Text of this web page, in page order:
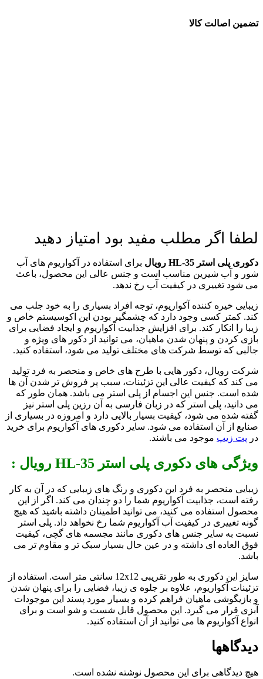
تضمین اصالت کالا
لطفا اگر مطلب مفید بود امتیاز دهید
دکوری پلی استر HL-35 رویال
برای استفاده در آکواریوم های آب
شور و آب شیرین مناسب است و جنس عالی این محصول، باعث
می شود تغییری در کیفیت آب رخ ندهد.
زیبایی خیره کننده آکواریوم، توجه افراد بسیاری را به خود جلب می
کند. کمتر کسی وجود دارد که چشمگیر بودن این اکوسیستم خاص و
زیبا را انکار کند. برای افزایش جذابیت آکواریوم و ایجاد فضایی برای
بازی کردن و پنهان شدن ماهیان، می توانید از دکور های ویژه و
جالبی که توسط شرکت های مختلف تولید می شود، استفاده کنید.
شرکت رویال، دکور هایی با طرح های خاص و منحصر به فرد تولید
می کند که کیفیت عالی این تزئینات، سبب پر فروش تر شدن آن ها
شده است. جنس این اجسام از پلی استر می باشد. همان طور که
می دانید، پلی استر که در زبان فارسی به آن رزین پلی استر نیز
گفته شده می شود، کیفیت بسیار بالایی دارد و امروزه در بسیاری از
صنایع از آن استفاده می شود. سایر دکوری های آکواریوم برای خرید
در پت زیپ موجود می باشند.
ویژگی های دکوری پلی استر HL-35 رویال :
زیبایی منحصر به فرد این دکوری و رنگ های زیبایی که در آن به کار
رفته است، جذابیت آکواریوم شما را دو چندان می کند. اگر از این
محصول استفاده می کنید، می توانید اطمینان داشته باشید که هیچ
گونه تغییری در کیفیت آب آکواریوم شما رخ نخواهد داد. پلی استر
نسبت به سایر جنس های دکوری مانند مجسمه های گچی، کیفیت
فوق العاده ای داشته و در عین حال بسیار سبک تر و مقاوم تر می
باشد.
سایز این دکوری به طور تقریبی 12x12 سانتی متر است. استفاده از
تزئینات آکواریوم، علاوه بر جلوه ی زیبا، فضایی را برای پنهان شدن
و بازیگوشی ماهیان فراهم کرده و بسیار مورد پسند این موجودات
آبزی قرار می گیرد. این محصول قابل شست و شو است و برای
انواع آکواریوم ها می توانید از آن استفاده کنید.
دیدگاهها
هیچ دیدگاهی برای این محصول نوشته نشده است.